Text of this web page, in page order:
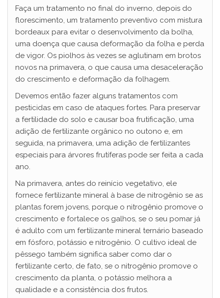
Faça um tratamento no final do inverno, depois do
florescimento, um tratamento preventivo com mistura
bordeaux para evitar o desenvolvimento da bolha,
uma doença que causa deformação da folha e perda
de vigor. Os piolhos às vezes se aglutinam em brotos
novos na primavera, o que causa uma desaceleração
do crescimento e deformação da folhagem.
Devemos então fazer alguns tratamentos com
pesticidas em caso de ataques fortes. Para preservar
a fertilidade do solo e causar boa frutificação, uma
adição de fertilizante orgânico no outono e, em
seguida, na primavera, uma adição de fertilizantes
especiais para árvores frutíferas pode ser feita a cada
ano.
Na primavera, antes do reinício vegetativo, ele
fornece fertilizante mineral à base de nitrogênio se as
plantas forem jovens, porque o nitrogênio promove o
crescimento e fortalece os galhos, se o seu pomar já
é adulto com um fertilizante mineral ternário baseado
em fósforo, potássio e nitrogênio. O cultivo ideal de
pêssego também significa saber como dar o
fertilizante certo, de fato, se o nitrogênio promove o
crescimento da planta, o potássio melhora a
qualidade e a consistência dos frutos.